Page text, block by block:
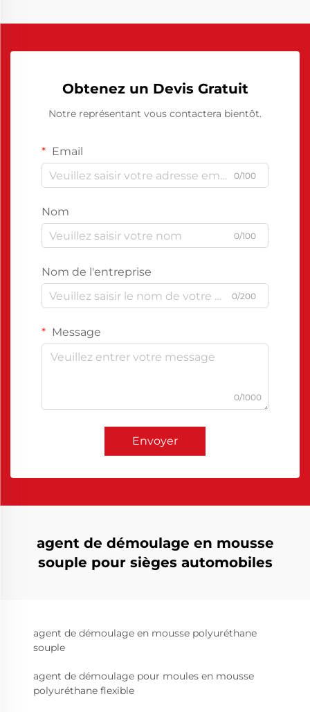
Obtenez un Devis Gratuit
Notre représentant vous contactera bientôt.
Email
0/100
Nom
0/100
Nom de l'entreprise
0/200
Message
0/1000
Envoyer
agent de démoulage en mousse
souple pour sièges automobiles
agent de démoulage en mousse polyuréthane
souple
agent de démoulage pour moules en mousse
polyuréthane flexible